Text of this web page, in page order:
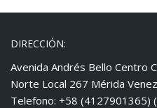
DIRECCIÓN:
Avenida Andrés Bello Centro
Norte Local 267 Mérida
Telefono: +58 (4127901365)